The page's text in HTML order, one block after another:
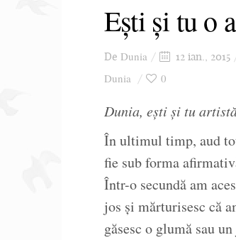
Ești și tu o
De Dunia 12 ian., 2015
Dunia 0
Dunia, ești și tu
În ultimul timp, aud
fie sub forma
Într-o secundă am
jos și mărturisesc că
găsesc o glumă sau